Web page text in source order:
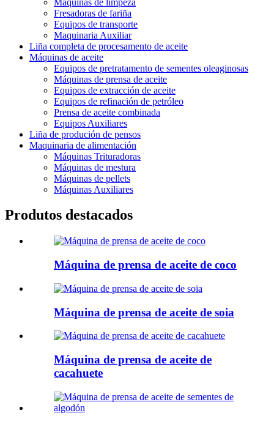
Fresadoras de fariña
Equipos de transporte
Maquinaria Auxiliar
Liña completa de procesamento de aceite
Máquinas de aceite
Equipos de pretratamento de sementes oleaginosas
Máquinas de prensa de aceite
Equipos de extracción de aceite
Equipos de refinación de petróleo
Prensa de aceite combinada
Equipos Auxiliares
Liña de produción de pensos
Maquinaria de alimentación
Máquinas Trituradoras
Máquinas de mestura
Máquinas de pellets
Máquinas Auxiliares
Produtos destacados
Máquina de prensa de aceite de coco
Máquina de prensa de aceite de soia
Máquina de prensa de aceite de
cacahuete